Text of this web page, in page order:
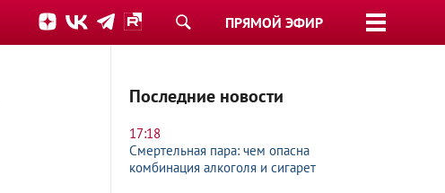
ПРЯМОЙ ЭФИР
Последние новости
17:18
Смертельная пара: чем опасна
комбинация алкоголя и сигарет